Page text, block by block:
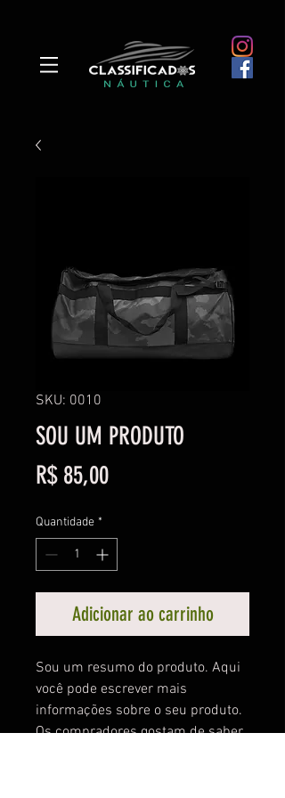
SKU: 0010
SOU UM PRODUTO
R$ 85,00Preço
Quantidade *
Adicionar ao carrinho
Sou um resumo do produto. Aqui
você pode escrever mais
informações sobre o seu produto.
Os compradores gostam de saber